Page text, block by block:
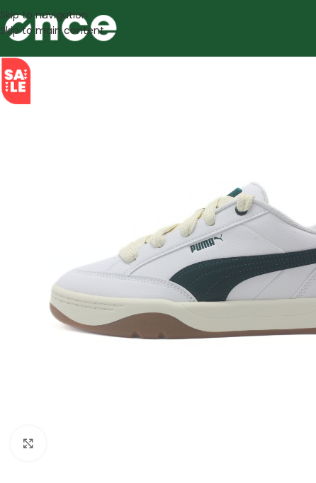
Skip to navigation
Skip to main content
SALE